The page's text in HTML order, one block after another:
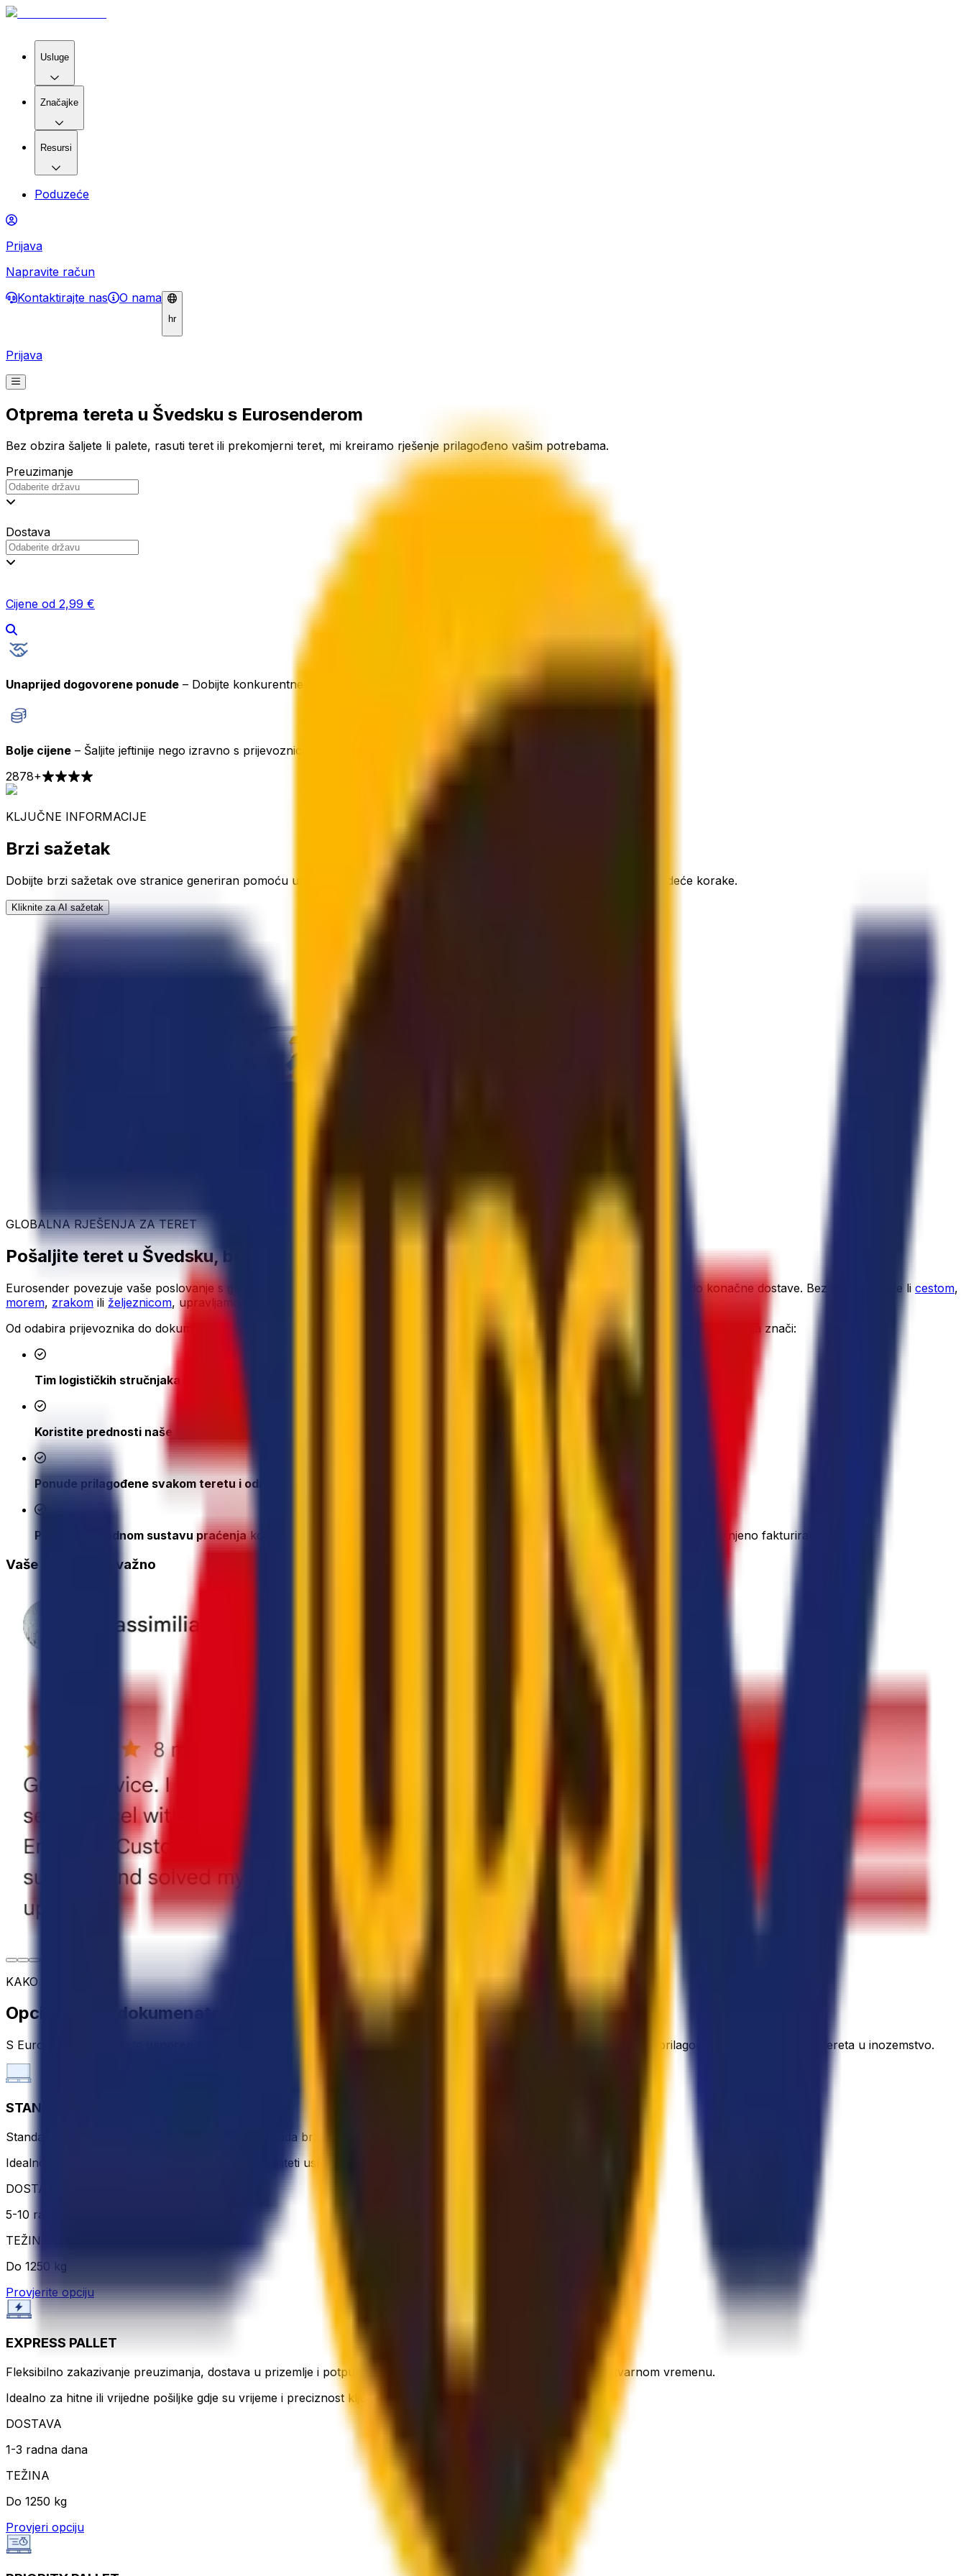
Usluge
Značajke
Resursi
Poduzeće
Prijava
Napravite račun
Kontaktirajte nas
O nama
hr
Prijava
Otprema tereta u Švedsku s Eurosenderom
Bez obzira šaljete li palete, rasuti teret ili prekomjerni teret, mi kreiramo rješenje prilagođeno vašim potrebama.
Preuzimanje
Dostava
Cijene od 2,99 €
Unaprijed dogovorene ponude – Dobijte konkurentne cijene prijevoza bez trošenja vremena na usporedbu prijevoznika.
Bolje cijene – Šaljite jeftinije nego izravno s prijevoznicima
2878+
KLJUČNE INFORMACIJE
Brzi sažetak
Dobijte brzi sažetak ove stranice generiran pomoću umjetne inteligencije, uključujući glavne detalje usluge, prednosti i sljedeće korake.
Kliknite za AI sažetak
GLOBALNA RJEŠENJA ZA TERET
Pošaljite teret u Švedsku, bez komplikacija
Eurosender povezuje vaše poslovanje s globalnom mrežom provjerenih špediterskih tvrtki, brinući se o svemu, od carinjenja do konačne dostave. Bez obzira šaljete li cestom,
morem, zrakom ili željeznicom, upravljamo cijelim logističkim lancem u vaše ime.
Od odabira prijevoznika do dokumentacije i praćenja u stvarnom vremenu,
mi preuzimamo svaki korak umjesto vas . Slanje tereta s nama znači:
Tim logističkih stručnjaka na raspolaganju
Koristite prednosti naše velike mreže
Ponude prilagođene svakom teretu i odredištu
Pristup naprednom sustavu praćenjakoji vašoj tvrtki omogućuje praćenje narudžbi, upravljanje logističkim troškovima i objedinjeno fakturiranje
Vaše mišljenje je važno
KAKO POSLATI
Opcije slanja dokumenata
S Eurosenderom možete , uključujući prilagođena rješenja za slanje tereta u inozemstvo.
STANDARD PALLET
Standardna paletna dostava za isplativo rješenje kada brza dostava nije glavna briga.
Idealno za nehitne pošiljke bez kompromisa u kvaliteti usluge.
DOSTAVA
5-10 radnih dana
TEŽINA
Do 1250 kg
Provjerite opciju
EXPRESS PALLET
Fleksibilno zakazivanje preuzimanja, dostava u prizemlje i potpuna vidljivost pošiljke s uključenim praćenjem u stvarnom vremenu.
Idealno za hitne ili vrijedne pošiljke gdje su vrijeme i preciznost ključni.
DOSTAVA
1-3 radna dana
TEŽINA
Do 1250 kg
Provjeri opciju